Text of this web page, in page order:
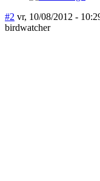
#2 vr, 10/08/2012 -
birdwatcher